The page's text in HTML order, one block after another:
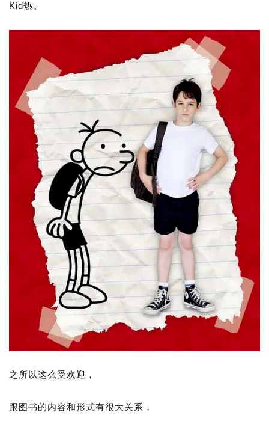
Kid热。
之所以这么受欢迎，
跟图书的内容和形式有很大关系，